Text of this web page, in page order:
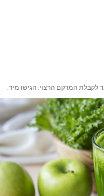
לקבלת המרקם הרצוי. הגישו מיד.